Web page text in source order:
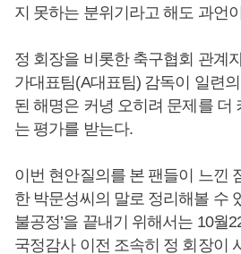
지 못하는 분위기라고 해도 과언
정 회장을 비롯한 축구협회 관계
가대표팀(A대표팀) 감독이 일련
된 해명은 커녕 오히려 문제를 더
는 평가를 받는다.
이번 현안질의를 본 팬들이 느낀
한 박문성씨의 말로 정리해볼 수
불공정’을 끝내기 위해서는 10월
국정감사 이전 조속히 정 회장이